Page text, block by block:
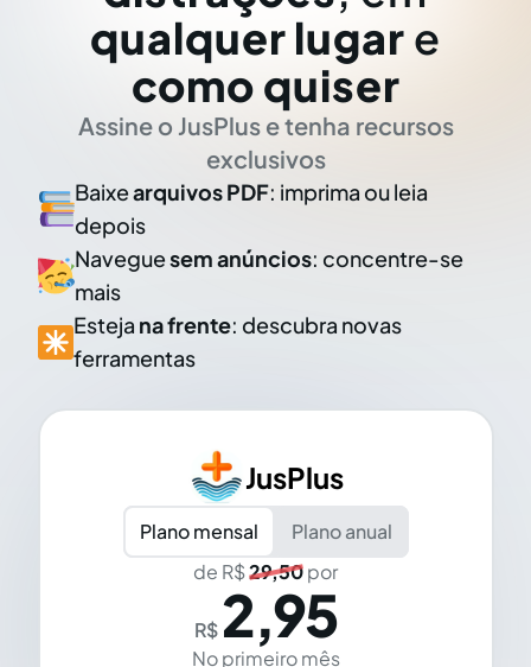
qualquer lugar e
como quiser
Assine o JusPlus e tenha recursos
exclusivos
Baixearquivos PDF: imprima ou leia
depois
Naveguesem anúncios: concentre-se
mais
Esteja na frente: descubra novas
ferramentas
JusPlus
Plano mensal
Plano anual
de R$29,50por
R$ 2,95
No primeiro mês